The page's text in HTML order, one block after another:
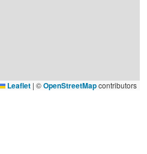
Leaflet | ©OpenStreetMapcontributors